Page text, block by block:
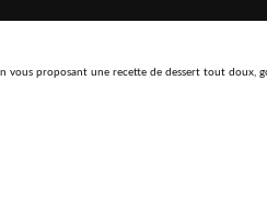
vous proposant une recette de dessert tout doux,